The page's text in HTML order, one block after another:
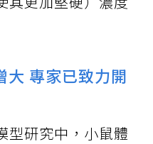
大 專家已致力開
型研究中，小鼠體